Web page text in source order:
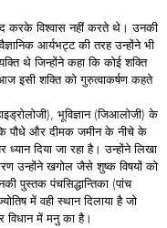
करके विश्वास नहीं करते थे। उनकी
आर्यभट्ट की तरह उन्होंने भी
थे जिन्होंने कहा कि कोई शक्ति
इसी शक्ति को गुरुत्वाकर्षण कहते
भूविज्ञान (जिआलोजी) के
पौधे और दीमक जमीन के नीचे के
दिया जा रहा है। उन्होंने लिखा
उन्होंने खगोल जैसे शुष्क विषयों को
पुस्तक पंचसिद्धान्तिका (पांच
में वही स्थान दिलाया है जो
विधान में मनु का है।